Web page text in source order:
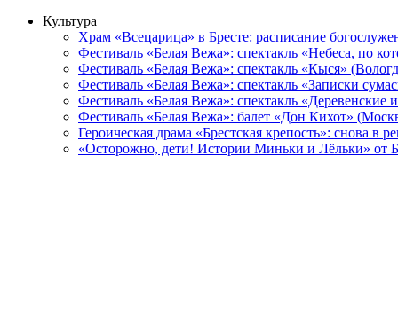
Культура
Храм «Всецарица» в Бресте: расписание
Фестиваль «Белая Вежа»: спектакль «Небеса, по
Фестиваль «Белая Вежа»: спектакль «Кыся»
Фестиваль «Белая Вежа»: спектакль «Записки
Фестиваль «Белая Вежа»: спектакль «Деревенские
Фестиваль «Белая Вежа»: балет «Дон Кихот»
Героическая драма «Брестская крепость»: снова в
«Осторожно, дети! Истории Миньки и Лёльки» от